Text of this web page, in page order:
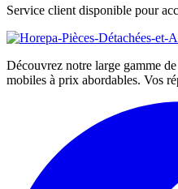
Service client disponible pour
Découvrez notre large gamme
mobiles à prix abordables. Vos